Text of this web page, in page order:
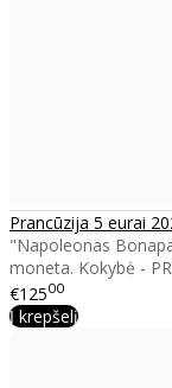
Prancūzija 5 eurai
"Napoleonas
moneta. Kokybė -
€12500
Į krepšelį